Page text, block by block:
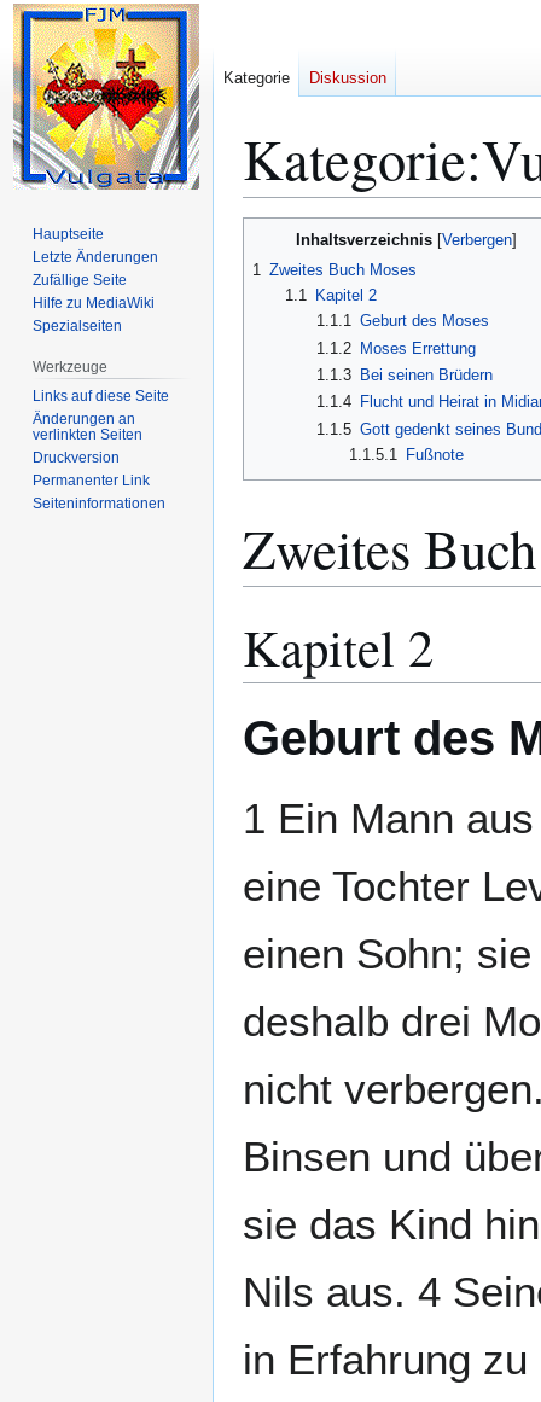
Kategorie:
Inhaltsverzeichnis
1 Zweites Buch Moses
1.1
Kapitel 2
1.1.1 Geburt des Moses
1.1.2 Moses Errettung
1.1.3 Bei seinen Brüdern
1.1.4 Flucht und Heirat in
1.1.5 Gott gedenkt seines
1.1.5.1
Fußnote
Zweites
Kapitel 2
Geburt des
1 Ein Mann
eine Tochter
einen Sohn;
deshalb drei
nicht
Binsen und
sie das Kind
Nils aus. 4
in Erfahrung
Kategorie Diskussion
Hauptseite
Letzte Änderungen
Zufällige Seite
Hilfe zu MediaWiki
Spezialseiten
Werkzeuge
Links auf diese Seite
Änderungen an
verlinkten Seiten
Druckversion
Permanenter Link
Seiten­­informationen